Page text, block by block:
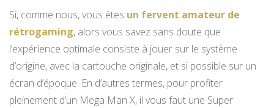
Si, comme nous, vous êtes un fervent amateur de
rétrogaming, alors vous savez sans doute que
l’expérience optimale consiste à jouer sur le système
d’origine, avec la cartouche originale, et si possible sur un
écran d’époque. En d’autres termes, pour profiter
pleinement d’un Mega Man X, il vous faut une Super